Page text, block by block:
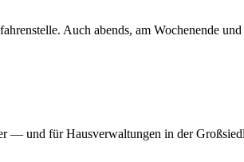
Auch abends, am Wochenende
— und für Hausverwaltungen in der